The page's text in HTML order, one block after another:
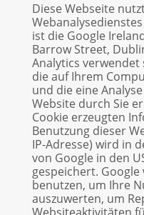
Diese Webseite
ist die Google
Barrow Street,
Analytics verwendet
die auf Ihrem
und die eine
Website durch Sie
Cookie erzeugten
Benutzung dieser
IP-Adresse) wird in
von Google in den
gespeichert.
benutzen, um Ihre
auszuwerten, um